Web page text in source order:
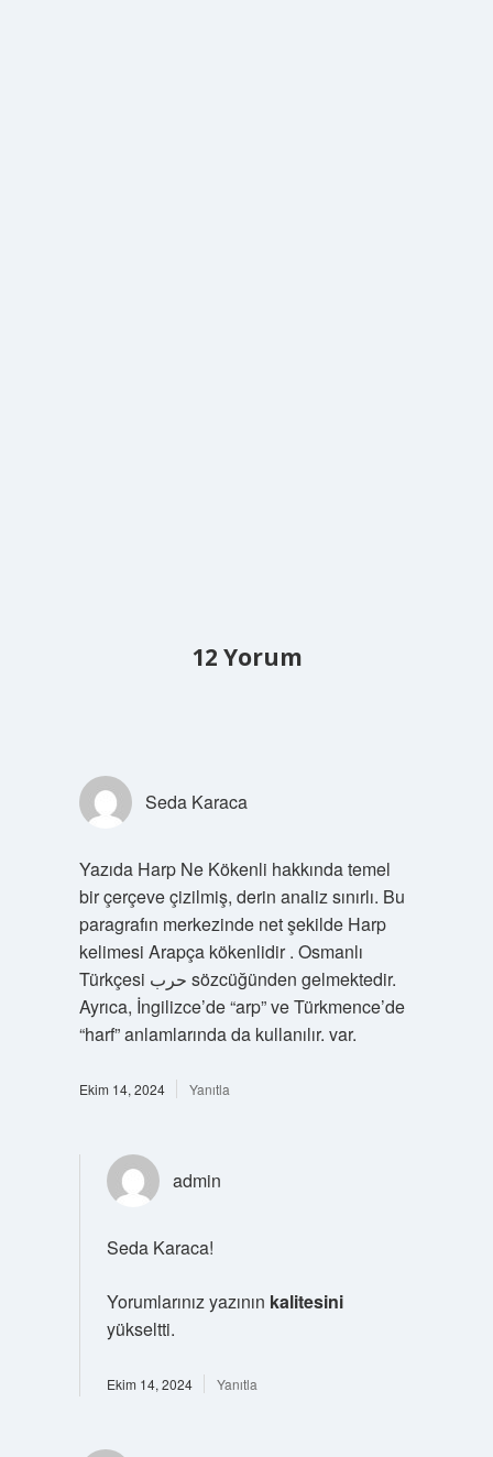
12 Yorum
Seda Karaca
Yazıda Harp Ne Kökenli hakkında temel
bir çerçeve çizilmiş, derin analiz sınırlı. Bu
paragrafın merkezinde net şekilde Harp
kelimesi Arapça kökenlidir . Osmanlı
Türkçesi حرب‎ sözcüğünden gelmektedir.
Ayrıca, İngilizce’de “arp” ve Türkmence’de
“harf” anlamlarında da kullanılır. var.
Ekim 14, 2024 Yanıtla
admin
Seda Karaca!
Yorumlarınız yazının kalitesini
yükseltti.
Ekim 14, 2024 Yanıtla